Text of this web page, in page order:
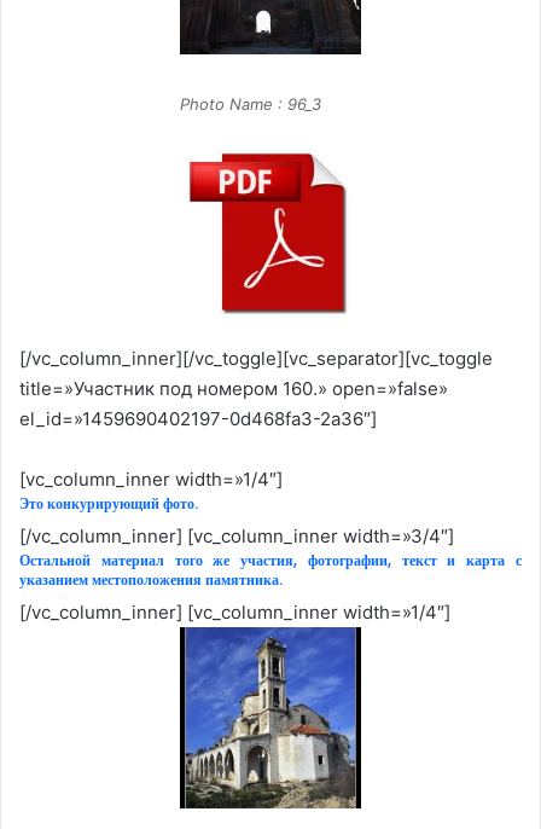
Photo Name : 96_3
[/vc_column_inner][/vc_toggle][vc_separator][vc_toggle
title=»Участник под номером 160.» open=»false»
el_id=»1459690402197-0d468fa3-2a36″]
[vc_column_inner width=»1/4″]
Это конкурирующий фото.
[/vc_column_inner] [vc_column_inner width=»3/4″]
Остальной материал того же участия, фотографии, текст и карта с
указанием местоположения памятника.
[/vc_column_inner] [vc_column_inner width=»1/4″]